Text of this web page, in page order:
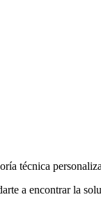
técnica
a encontrar la